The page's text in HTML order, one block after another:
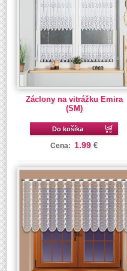
Záclony na vitrážku Emira
(SM)
Do košíka
Cena: 1.99 €